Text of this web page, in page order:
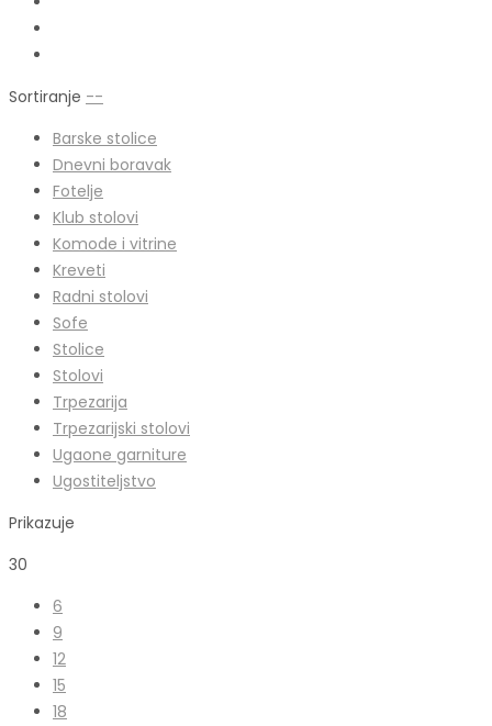
Sortiranje --
Barske stolice
Dnevni boravak
Fotelje
Klub stolovi
Komode i vitrine
Kreveti
Radni stolovi
Sofe
Stolice
Stolovi
Trpezarija
Trpezarijski stolovi
Ugaone garniture
Ugostiteljstvo
Prikazuje
30
6
9
12
15
18